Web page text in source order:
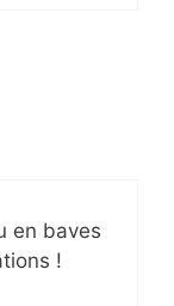
en baves
!